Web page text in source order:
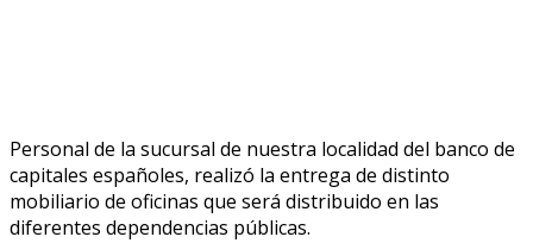
Personal de la sucursal de nuestra localidad del banco de
capitales españoles, realizó la entrega de distinto
mobiliario de oficinas que será distribuido en las
diferentes dependencias públicas.